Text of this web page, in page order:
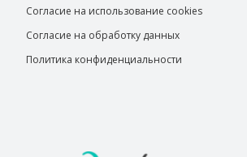
Согласие на использование cookies
Согласие на обработку данных
Политика конфиденциальности